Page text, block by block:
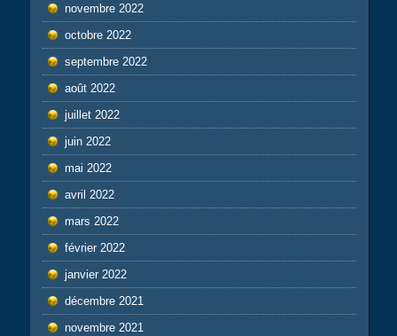
novembre 2022
octobre 2022
septembre 2022
août 2022
juillet 2022
juin 2022
mai 2022
avril 2022
mars 2022
février 2022
janvier 2022
décembre 2021
novembre 2021